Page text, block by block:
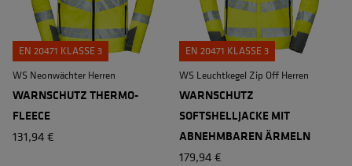
EN 20471 KLASSE 3
WS Neonwächter Herren
WARNSCHUTZ THERMO-
FLEECE
131,94 €
EN 20471 KLASSE 3
WS Leuchtkegel Zip Off Herren
WARNSCHUTZ
SOFTSHELLJACKE MIT
ABNEHMBAREN ÄRMELN
179,94 €